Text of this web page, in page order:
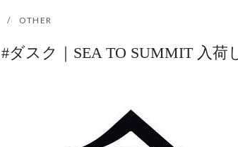
OTHER
ダスク｜SEA TO SUMMIT 入荷